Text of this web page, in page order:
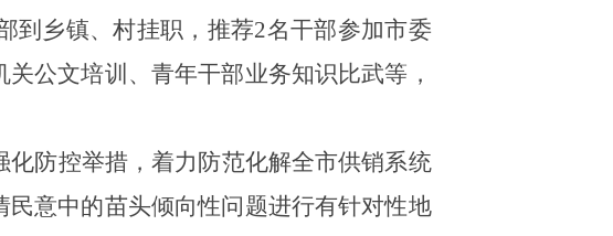
到乡镇、村挂职，推荐2名干部参加市委
公文培训、青年干部业务知识比武等，
防控举措，着力防范化解全市供销系统
意中的苗头倾向性问题进行有针对性地